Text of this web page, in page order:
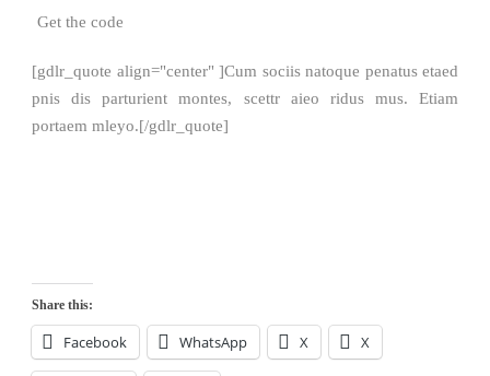
Get the code
[gdlr_quote align="center" ]Cum sociis natoque penatus etaed
pnis dis parturient montes, scettr aieo ridus mus. Etiam
portaem mleyo.[/gdlr_quote]
Share this:
Facebook WhatsApp X X